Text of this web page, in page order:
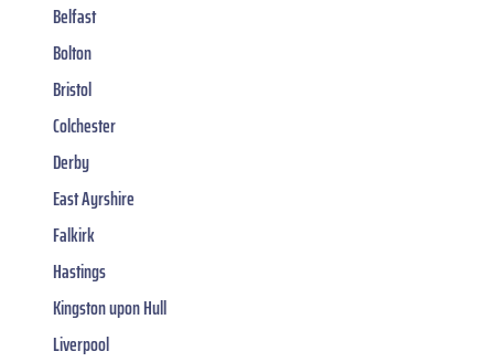
Belfast
Bolton
Bristol
Colchester
Derby
East Ayrshire
Falkirk
Hastings
Kingston upon Hull
Liverpool